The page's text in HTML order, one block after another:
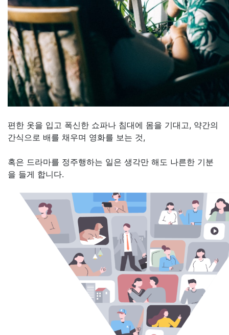
편한 옷을 입고 폭신한 쇼파나 침대에 몸을 기대고, 약간의
간식으로 배를 채우며 영화를 보는 것,
혹은 드라마를 정주행하는 일은 생각만 해도 나른한 기분
을 들게 합니다.